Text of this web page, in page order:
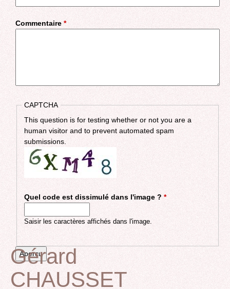
Commentaire *
CAPTCHA
This question is for testing whether or not you are a
human visitor and to prevent automated spam
submissions.
Quel code est dissimulé dans l'image ? *
Saisir les caractères affichés dans l'image.
Back
Gérard
CHAUSSET